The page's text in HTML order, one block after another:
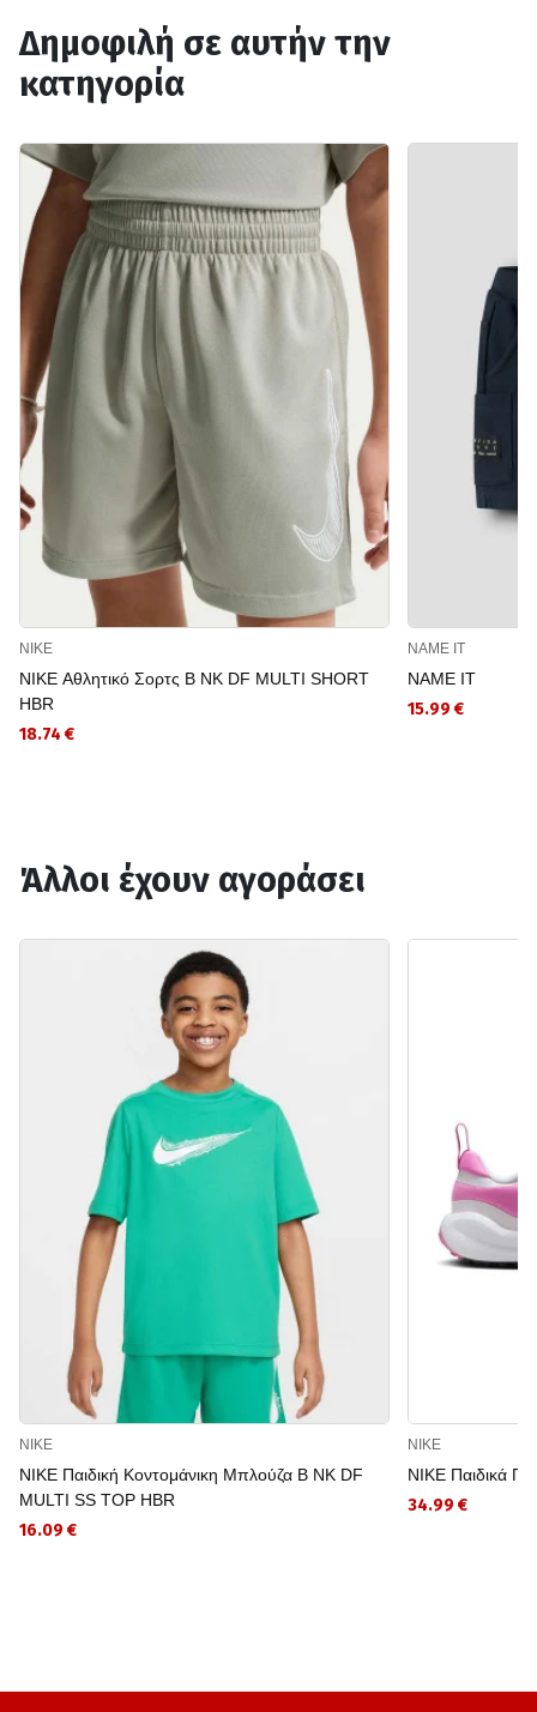
Δημοφιλή σε αυτήν την
κατηγορία
NIKE
NIKE Αθλητικό Σορτς B NK DF MULTI SHORT
HBR
18.74 €
NAME IT
NAME IT
15.99 €
Άλλοι έχουν αγοράσει
NIKE
NIKE Παιδική Κοντομάνικη Μπλούζα B NK DF
MULTI SS TOP HBR
16.09 €
NIKE
NIKE Παιδικά
34.99 €